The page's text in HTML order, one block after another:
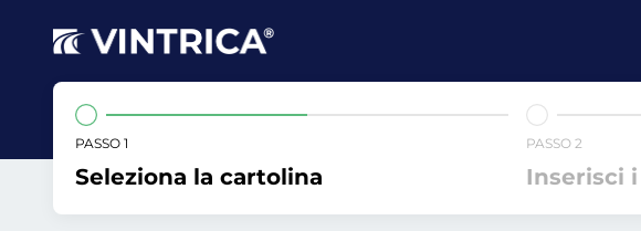
PASSO 1
Seleziona la cartolina
PASSO 2
Inserisci